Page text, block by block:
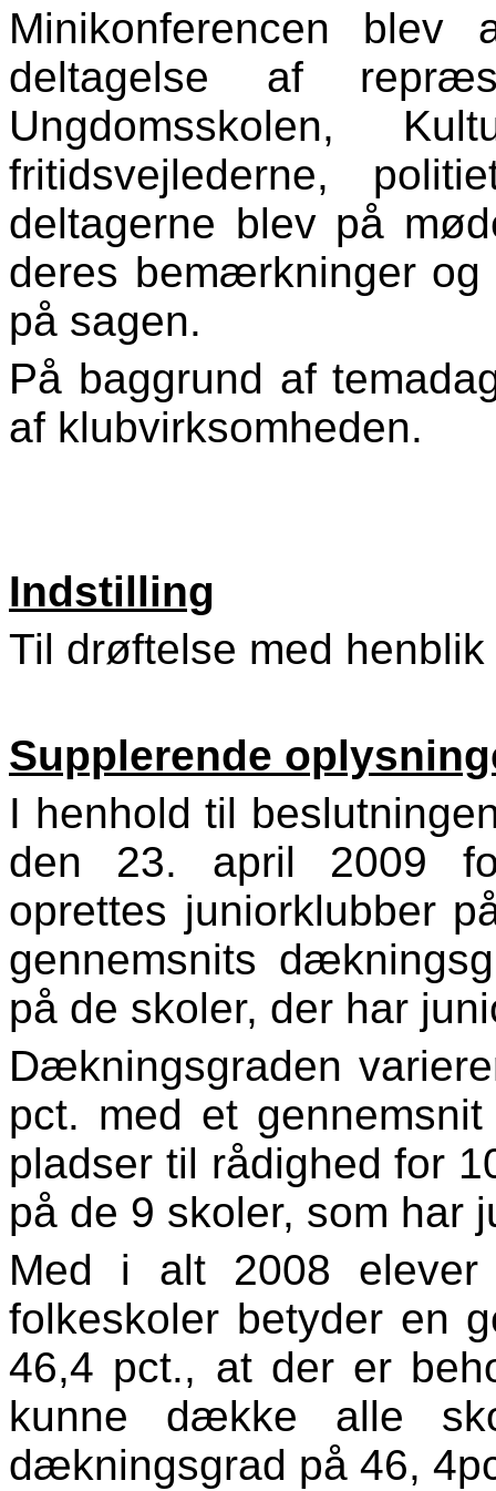
Minikonferencen
deltagelse af
Ungdomsskolen,
fritidsvejlederne,
deltagerne blev på
deres bemærkninger
på sagen.
På baggrund af
af klubvirksomheden.
Indstilling
Til drøftelse med
Supplerende
I henhold til
den 23. april 2009
oprettes juniorklubber
gennemsnits
på de skoler, der har
Dækningsgraden
pct. med et
pladser til rådighed for
på de 9 skoler, som har
Med i alt 2008
folkeskoler betyder en
46,4 pct., at der er
kunne dække alle
dækningsgrad på 46,